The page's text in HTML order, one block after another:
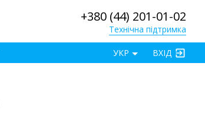
+380 (44) 201-01-02
Технічна підтримка
ВХІД
УКР